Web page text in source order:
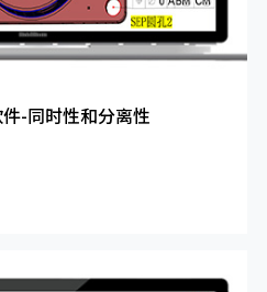
-同时性和分离性